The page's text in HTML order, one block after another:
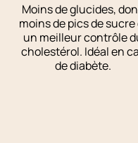
Moins de glucides,
moins de pics de sucre
un meilleur contrôle
cholestérol. Idéal en
de diabète.